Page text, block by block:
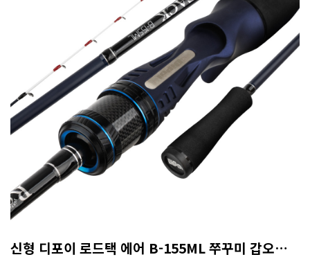
신형 디포이 로드택 에어 B-155ML 쭈꾸미 갑오징어 8:2 액션 (A/S 50% 보증카드)